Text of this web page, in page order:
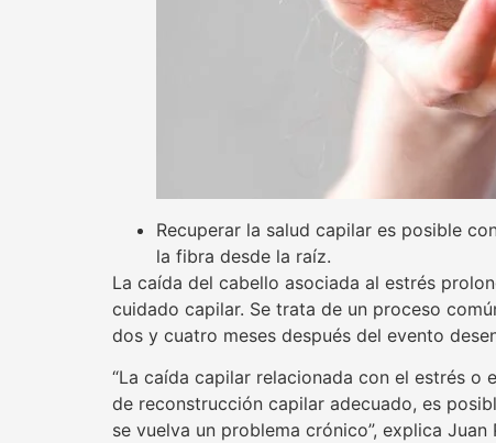
Recuperar la salud capilar es posible
la fibra desde la raíz.
La caída del cabello asociada al estrés
cuidado capilar. Se trata de un proceso
dos y cuatro meses después del evento
“La caída capilar relacionada con el estrés
de reconstrucción capilar adecuado, es
se vuelva un problema crónico”, explica